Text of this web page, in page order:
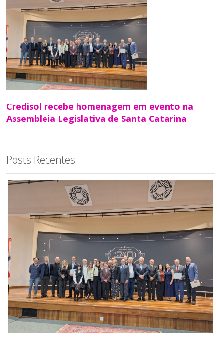
Credisol recebe homenagem em evento na
Assembleia Legislativa de Santa Catarina
Posts Recentes